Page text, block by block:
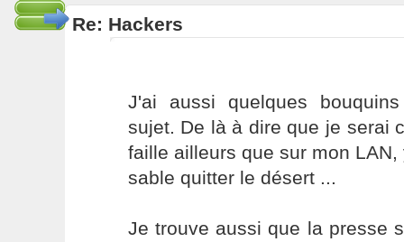
Re: Hackers
J'ai aussi quelques
sujet. De là à dire que je serai
faille ailleurs que sur mon
sable quitter le désert ...
Je trouve aussi que la presse